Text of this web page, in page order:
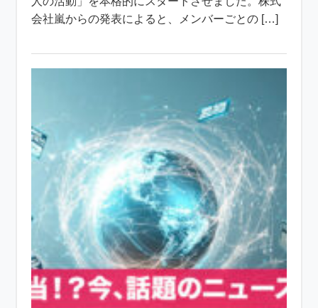
会社嵐からの発表によると、メンバーごとの […]